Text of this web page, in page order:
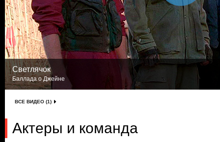
Светлячок
Баллада о Джейне
ВСЕ ВИДЕО (1)
Актеры и команда